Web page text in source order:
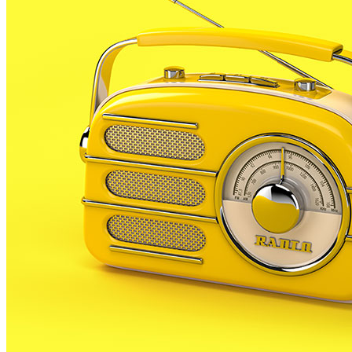
La Comunitat Terapèutica del Maresme, que atén
persones amb trastorns psíquics en diferents
centres de la comarca, va celebrar ahir la jornada de
portes obertes de l’hospital de dia i la llar residència
que té a l’antic hospital del carrer passada de Malgrat
Durant la jornada es va poder visitar el centre i gaudir
de l’actuació de l’Orquestra de la Bona Sort, formada
per pacients del centre malgratenc. El director mèdic
de la Comunitat Terapeutica, el doctor Guillem
Homet explica que dies com el d’ahi serveixen per
recordar que cal la implicació de tots en la salut
mental, i valora molt positivament que «La Bona